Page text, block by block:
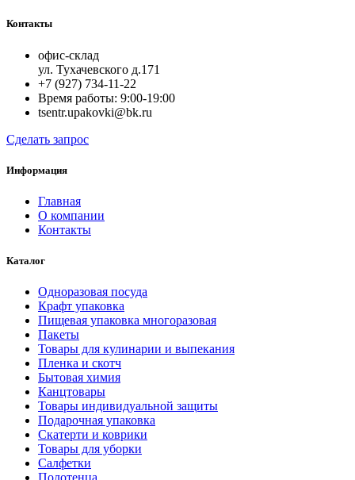
Контакты
офис-склад
ул. Тухачевского д.171
+7 (927) 734-11-22
Время работы: 9:00-19:00
tsentr.upakovki@bk.ru
Сделать запрос
Информация
Главная
О компании
Контакты
Каталог
Одноразовая посуда
Крафт упаковка
Пищевая упаковка многоразовая
Пакеты
Товары для кулинарии и выпекания
Пленка и скотч
Бытовая химия
Канцтовары
Товары индивидуальной защиты
Подарочная упаковка
Скатерти и коврики
Товары для уборки
Салфетки